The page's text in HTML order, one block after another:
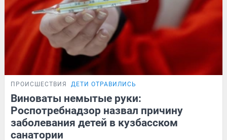
ПРОИСШЕСТВИЯ ДЕТИ ОТРАВИЛИСЬ
Виноваты немытые руки:
Роспотребнадзор назвал причину
заболевания детей в кузбасском
санатории